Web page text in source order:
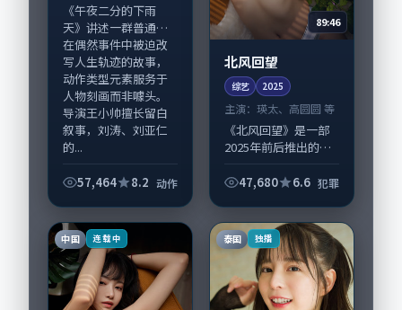
《午夜二分的下雨
天》讲述一群普通人
在偶然事件中被迫改
写人生轨迹的故事，
动作类型元素服务于
人物刻画而非噱头。
导演王小帅擅长留白
叙事，刘涛、刘亚仁
的...
57,464 8.2 动作
89:46
北风回望
综艺 2025
主演：瑛太、高圆圆 等
《北风回望》是一部
2025年前后推出的犯
执导，瑛太、高圆
故事围绕当代都市中
的抉择与救赎展开...
47,680 6.6 犯罪
中国 连载中 泰国 独播